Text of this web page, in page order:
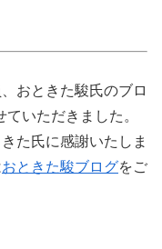
おときた駿氏のブロ
いただきました。
た氏に感謝いたしま
おときた駿ブログをご